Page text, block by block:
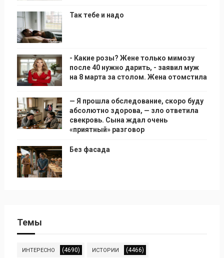
Так тебе и надо
- Какие розы? Жене только мимозу
после 40 нужно дарить, - заявил муж
на 8 марта за столом. Жена отомстила
— Я прошла обследование, скоро буду
абсолютно здорова, — зло ответила
свекровь. Сына ждал очень
«приятный» разговор
Без фасада
Темы
ИНТЕРЕСНО (4690) ИСТОРИИ (4466)